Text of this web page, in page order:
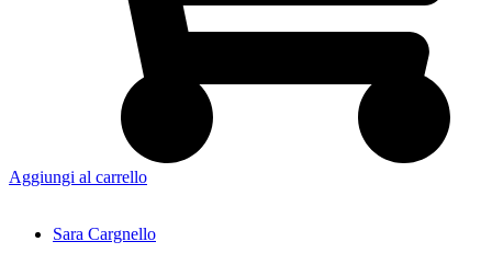
Aggiungi al carrello
Sara Cargnello